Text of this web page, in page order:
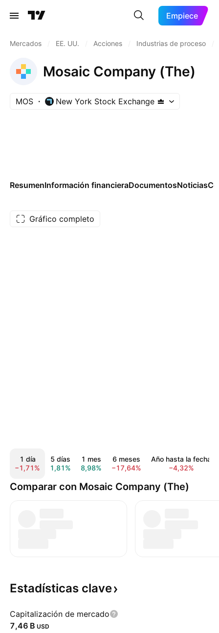
Empiece
Mercados EE. UU. Acciones Industrias de proceso
Mosaic Company (The)
MOS New York Stock Exchange
ResumenInformación financieraDocumentosNoticias
Gráfico completo
1 día
−1,71%
5 días
1,81%
1 mes
8,98%
6 meses
−17,64%
Año hasta la fecha
−4,32%
Comparar con Mosaic Company (The)
Estadísticas clave
Capitalización de mercado
‪7,46 B‬ USD